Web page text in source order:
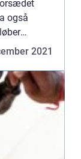
også
en
2021